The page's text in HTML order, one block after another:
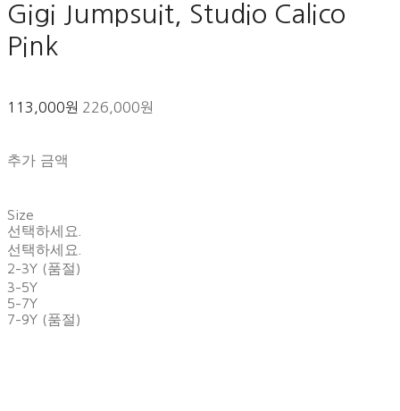
Gigi Jumpsuit, Studio Calico
Pink
113,000원 226,000원
추가 금액
Size
선택하세요.
선택하세요.
2-3Y (품절)
3-5Y
5-7Y
7-9Y (품절)